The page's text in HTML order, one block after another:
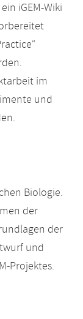
iGEM-Wiki
im
und
Biologie.
der
der
und
Projektes.